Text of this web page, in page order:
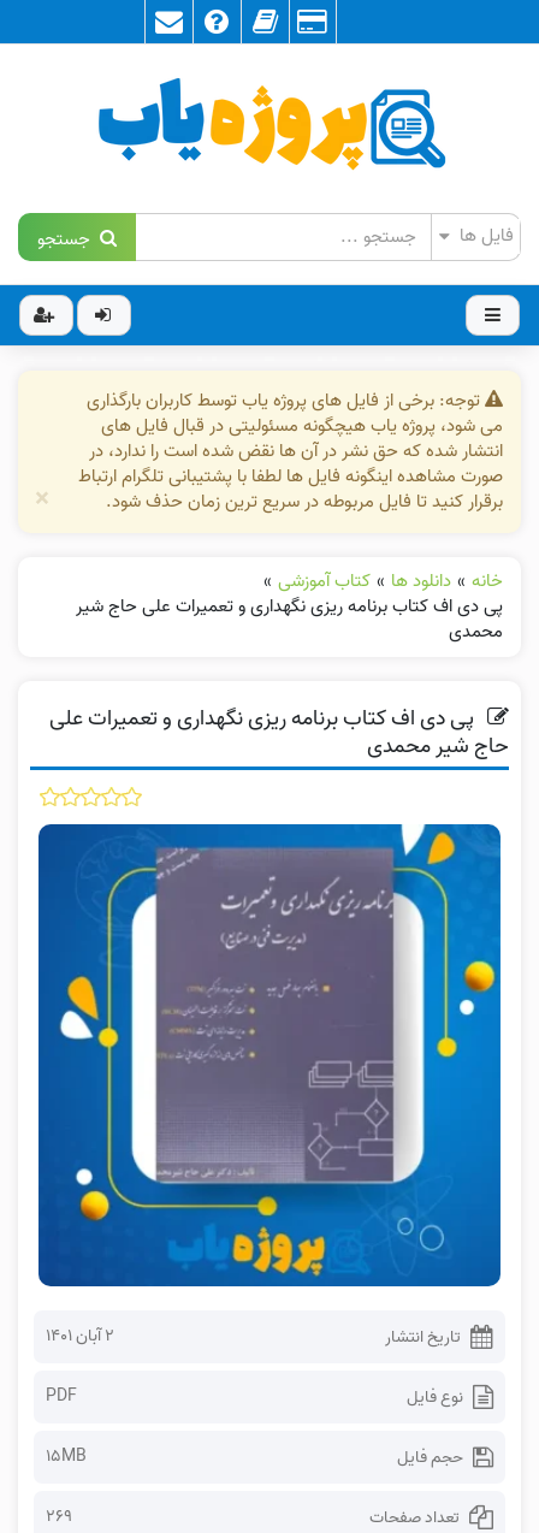
جستجو
توجه: برخی از فایل های پروژه یاب توسط کاربران بارگذاری
می شود، پروژه یاب هیچگونه مسئولیتی در قبال فایل های
انتشار شده که حق نشر در آن ها نقض شده است را ندارد، در
صورت مشاهده اینگونه فایل ها لطفا با پشتیبانی تلگرام ارتباط
برقرار کنید تا فایل مربوطه در سریع ترین زمان حذف شود.
×
خانه » دانلود ها » کتاب آموزشی »
پی دی اف کتاب برنامه ریزی نگهداری و تعمیرات علی حاج شیر
محمدی
پی دی اف کتاب برنامه ریزی نگهداری و تعمیرات علی
حاج شیر محمدی
تاریخ انتشار ۲ آبان ۱۴۰۱
نوع فایل PDF
حجم فایل 15MB
تعداد صفحات 269